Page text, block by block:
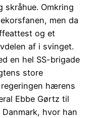
skråhue. Omkring
men da
og et
af i svinget.
en hel SS-brigade
store
hærens
Ebbe Gørtz til
hvor han